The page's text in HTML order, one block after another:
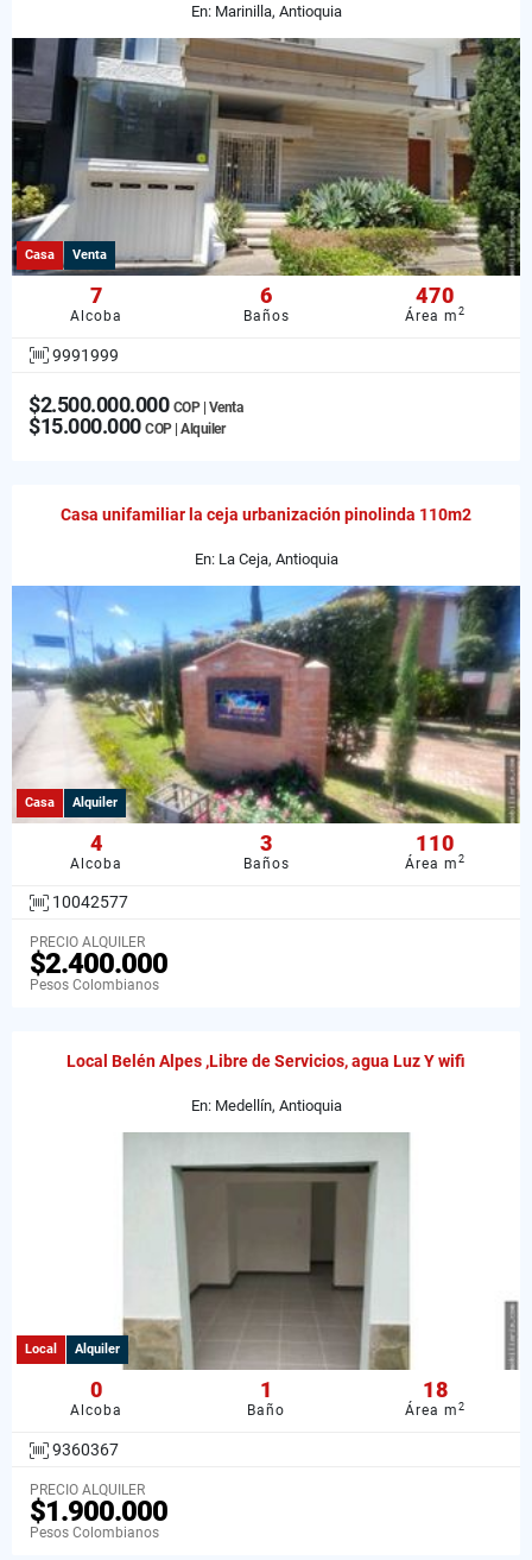
En: Marinilla, Antioquia
Casa Venta
7
Alcoba
6
Baños
470
Área m2
9991999
$2.500.000.000 COP | Venta
$15.000.000 COP | Alquiler
Casa unifamiliar la ceja urbanización pinolinda 110m2
En: La Ceja, Antioquia
Casa Alquiler
4
Alcoba
3
Baños
110
Área m2
10042577
PRECIO ALQUILER
$2.400.000
Pesos Colombianos
Local Belén Alpes ,Libre de Servicios, agua Luz Y wifi
En: Medellín, Antioquia
Local Alquiler
0
Alcoba
1
Baño
18
Área m2
9360367
PRECIO ALQUILER
$1.900.000
Pesos Colombianos